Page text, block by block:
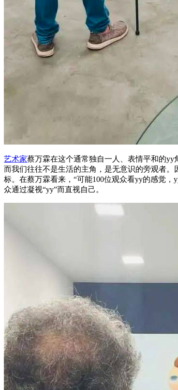
艺术家蔡万霖在这个通常独自一人、表情平和的yy
而我们往往不是生活的主角，是无意识的旁观者
标。在蔡万霖看来，“可能100位观众看yy的感觉
众通过凝视“yy”而直视自己。